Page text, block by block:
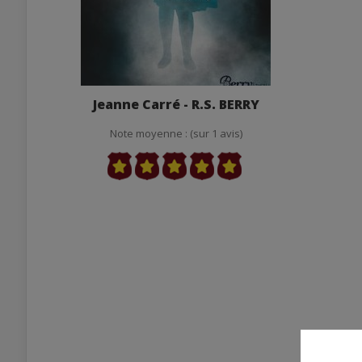
Jeanne Carré - R.S. BERRY
Note moyenne : (sur 1 avis)